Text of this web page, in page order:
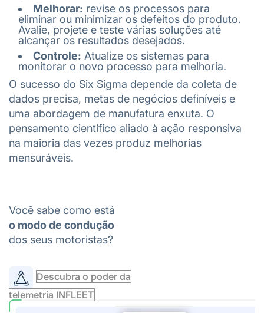
Melhorar: revise os processos para
eliminar ou minimizar os defeitos do produto.
Avalie, projete e teste várias soluções até
alcançar os resultados desejados.
Controle: Atualize os sistemas para
monitorar o novo processo para melhoria.
O sucesso do Six Sigma depende da coleta de
dados precisa, metas de negócios definíveis e
uma abordagem de manufatura enxuta. O
pensamento científico aliado à ação responsiva
na maioria das vezes produz melhorias
mensuráveis.
Você sabe como está
o modo de condução
dos seus motoristas?
Descubra o poder da
telemetria INFLEET